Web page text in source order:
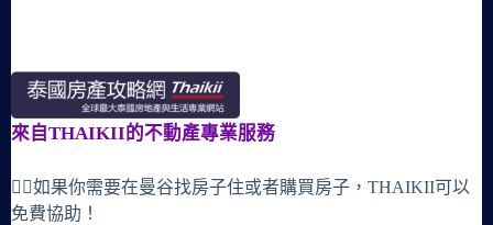
來自THAIKII的不動產專業服務
🙋‍♀️如果你需要在曼谷找房子住或者購買房子，THAIKII可以
免費協助！